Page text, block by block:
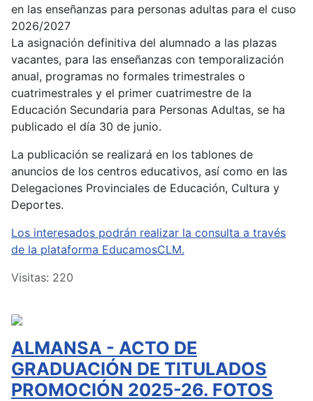
en las enseñanzas para personas adultas para el cuso
2026/2027
La asignación definitiva del alumnado a las plazas
vacantes, para las enseñanzas con temporalización
anual, programas no formales trimestrales o
cuatrimestrales y el primer cuatrimestre de la
Educación Secundaria para Personas Adultas, se ha
publicado el día 30 de junio.
La publicación se realizará en los tablones de
anuncios de los centros educativos, así como en las
Delegaciones Provinciales de Educación, Cultura y
Deportes.
Los interesados podrán realizar la consulta a través
de la plataforma EducamosCLM.
Visitas: 220
ALMANSA - ACTO DE
GRADUACIÓN DE TITULADOS
PROMOCIÓN 2025-26. FOTOS